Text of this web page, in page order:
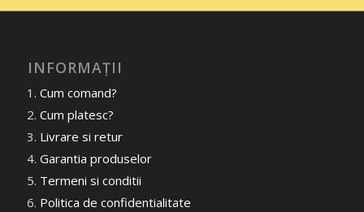
INFORMAȚII
Cum comand?
Cum platesc?
Livrare si retur
Garantia produselor
Termeni si conditii
Politica de confidentialitate